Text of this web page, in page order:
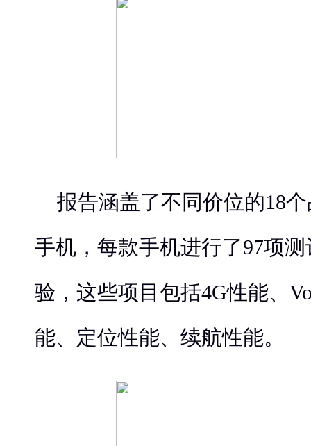
报告涵盖了不同价位的18
手机，每款手机进行了97项
验，这些项目包括4G性能、
能、定位性能、续航性能。